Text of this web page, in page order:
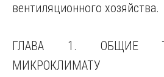
вентиляционного хозяйства.
ГЛАВА 1. ОБЩИЕ
МИКРОКЛИМАТУ